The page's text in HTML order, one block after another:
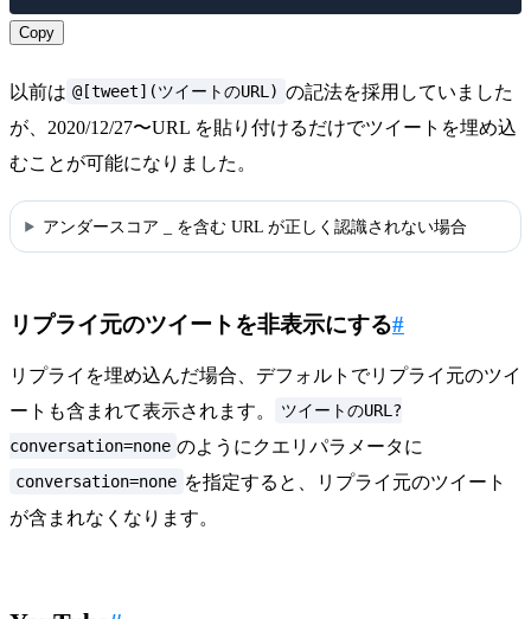
Copy
以前は @[tweet](ツイートのURL) の記法を採用していました
が、2020/12/27〜URL を貼り付けるだけでツイートを埋め込
むことが可能になりました。
アンダースコア _ を含む URL が正しく認識されない場合
リプライ元のツイートを非表示にする#
リプライを埋め込んだ場合、デフォルトでリプライ元のツイ
ートも含まれて表示されます。
ツイートのURL?
conversation=none のようにクエリパラメータに
conversation=none を指定すると、リプライ元のツイート
が含まれなくなります。